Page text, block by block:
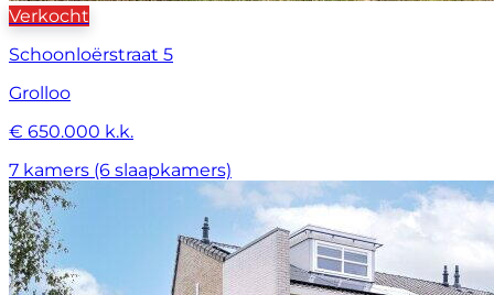
Verkocht
Schoonloërstraat 5
Grolloo
€ 650.000 k.k.
7 kamers (6 slaapkamers)